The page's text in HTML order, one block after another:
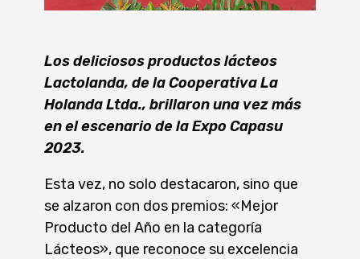
Los deliciosos productos lácteos
Lactolanda, de la Cooperativa La
Holanda Ltda., brillaron una vez más
en el escenario de la Expo Capasu
2023.
Esta vez, no solo destacaron, sino que
se alzaron con dos premios: «Mejor
Producto del Año en la categoría
Lácteos», que reconoce su excelencia